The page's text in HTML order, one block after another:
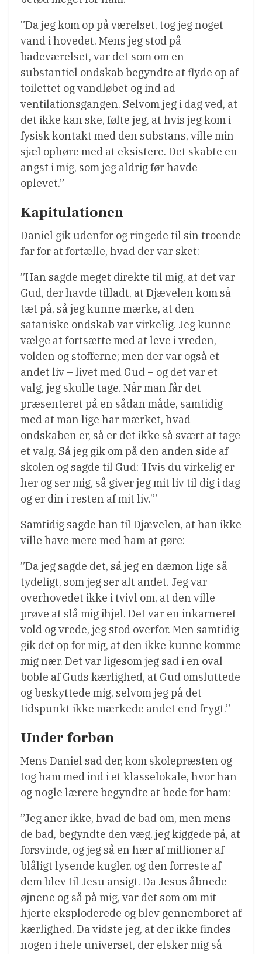
”Da jeg kom op på værelset, tog jeg noget
vand i hovedet. Mens jeg stod på
badeværelset, var det som om en
substantiel ondskab begyndte at flyde op af
toilettet og vandløbet og ind ad
ventilationsgangen. Selvom jeg i dag ved, at
det ikke kan ske, følte jeg, at hvis jeg kom i
fysisk kontakt med den substans, ville min
sjæl ophøre med at eksistere. Det skabte en
angst i mig, som jeg aldrig før havde
oplevet.”
Kapitulationen
Daniel gik udenfor og ringede til sin troende
far for at fortælle, hvad der var sket:
”Han sagde meget direkte til mig, at det var
Gud, der havde tilladt, at Djævelen kom så
tæt på, så jeg kunne mærke, at den
sataniske ondskab var virkelig. Jeg kunne
vælge at fortsætte med at leve i vreden,
volden og stofferne; men der var også et
andet liv – livet med Gud – og det var et
valg, jeg skulle tage. Når man får det
præsenteret på en sådan måde, samtidig
med at man lige har mærket, hvad
ondskaben er, så er det ikke så svært at tage
et valg. Så jeg gik om på den anden side af
skolen og sagde til Gud: ’Hvis du virkelig er
her og ser mig, så giver jeg mit liv til dig i dag
og er din i resten af mit liv.’”
Samtidig sagde han til Djævelen, at han ikke
ville have mere med ham at gøre:
”Da jeg sagde det, så jeg en dæmon lige så
tydeligt, som jeg ser alt andet. Jeg var
overhovedet ikke i tvivl om, at den ville
prøve at slå mig ihjel. Det var en inkarneret
vold og vrede, jeg stod overfor. Men samtidig
gik det op for mig, at den ikke kunne komme
mig nær. Det var ligesom jeg sad i en oval
boble af Guds kærlighed, at Gud omsluttede
og beskyttede mig, selvom jeg på det
tidspunkt ikke mærkede andet end frygt.”
Under forbøn
Mens Daniel sad der, kom skolepræsten og
tog ham med ind i et klasselokale, hvor han
og nogle lærere begyndte at bede for ham:
”Jeg aner ikke, hvad de bad om, men mens
de bad, begyndte den væg, jeg kiggede på, at
forsvinde, og jeg så en hær af millioner af
blåligt lysende kugler, og den forreste af
dem blev til Jesu ansigt. Da Jesus åbnede
øjnene og så på mig, var det som om mit
hjerte eksploderede og blev gennemboret af
kærlighed. Da vidste jeg, at der ikke findes
nogen i hele universet, der elsker mig så